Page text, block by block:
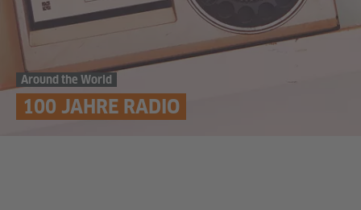
Around the World
100 JAHRE RADIO